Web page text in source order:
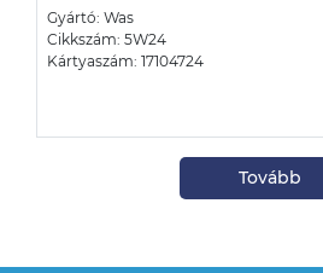
Gyártó: Was
Cikkszám: 5W24
Kártyaszám: 17104724
Tovább